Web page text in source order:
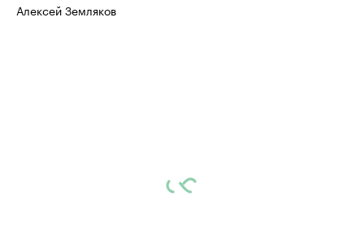
Алексей Земляков